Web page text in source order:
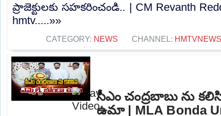
ప్రాజెక్టులకు సహకరించండి.. | CM Revanth
hmtv.....»»
CATEGORY: NEWS CHANNEL: HMTVNEWS
సీఎం చంద్రబాబు ను
ఉమా | MLA Bonda